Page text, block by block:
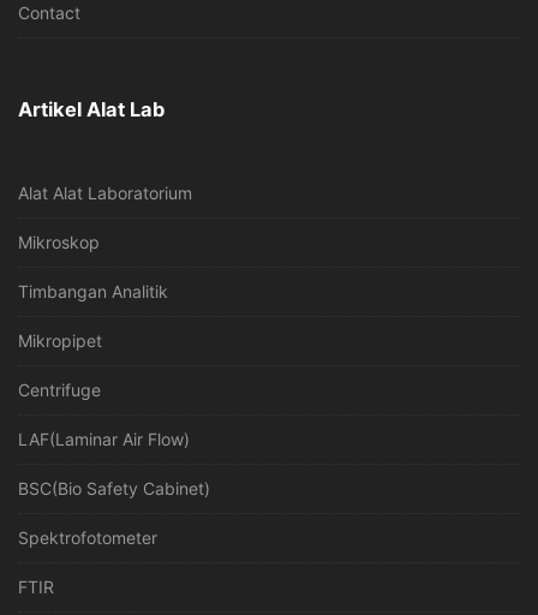
Contact
Artikel Alat Lab
Alat Alat Laboratorium
Mikroskop
Timbangan Analitik
Mikropipet
Centrifuge
LAF(Laminar Air Flow)
BSC(Bio Safety Cabinet)
Spektrofotometer
FTIR